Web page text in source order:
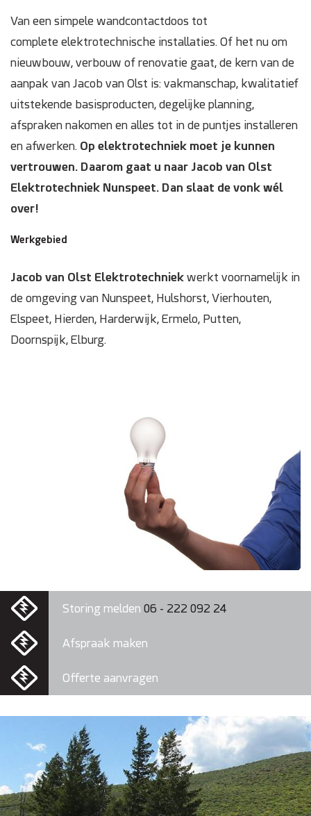
Domotica
Inspectie en onderhoud
Keuring NEN 3140
Zonnepanelen
Referenties
Projecten
Van een simpele wandcontactdoos tot
complete elektrotechnische installaties. Of het nu om
nieuwbouw, verbouw of renovatie gaat, de kern van de
aanpak van Jacob van Olst is: vakmanschap, kwalitatief
uitstekende basisproducten, degelijke planning,
afspraken nakomen en alles tot in de puntjes installeren
en afwerken. Op elektrotechniek moet je kunnen
vertrouwen. Daarom gaat u naar Jacob van Olst
Elektrotechniek Nunspeet. Dan slaat de vonk wél
over!
Werkgebied
Jacob van Olst Elektrotechniekwerkt voornamelijk in
de omgeving van Nunspeet, Hulshorst, Vierhouten,
Elspeet, Hierden, Harderwijk, Ermelo, Putten,
Doornspijk, Elburg.
Storing melden 06 - 222 092 24
Afspraak maken
Offerte aanvragen